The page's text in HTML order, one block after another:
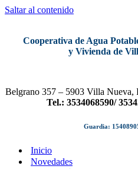
Saltar al contenido
Cooperativa de Agua
y Vivienda de
Belgrano 357 – 5903 Villa Nueva,
Tel.: 3534068590/
Guardia:
Inicio
Novedades